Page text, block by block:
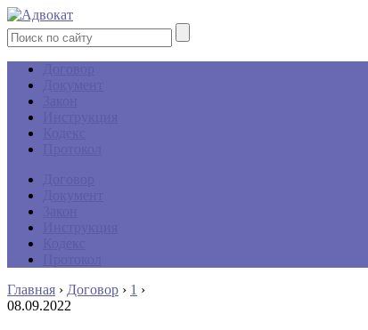
Главная › Договор › 1 ›
08.09.2022